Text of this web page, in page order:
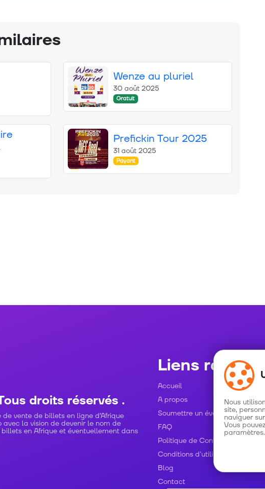
Wenze au pluriel
30 août 2025
Gratuit
Prefickin Tour 2025
31 août 2025
Payant
droits réservés .
vente de billets en ligne d’Afrique
avec la vision de devenir le nom de
en Afrique et éventuellement dans
Liens rapides
Accueil
A propos
Soumettre un événement
FAQ
Politique de Confidentialité
Conditions d'utilisation
Blog
Contact
Nous
site,
naviguer
Vous
paramètres.